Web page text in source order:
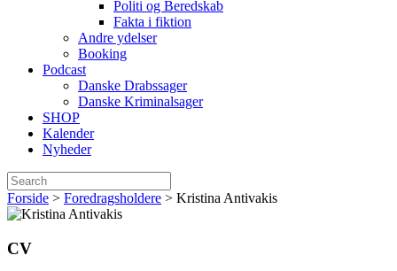
Politi og Beredskab
Fakta i fiktion
Andre ydelser
Booking
Podcast
Danske Drabssager
Danske Kriminalsager
SHOP
Kalender
Nyheder
Forside > Foredragsholdere > Kristina Antivakis
CV